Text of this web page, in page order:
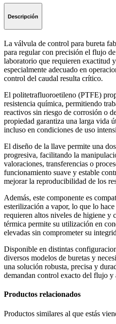
Descripción
La válvula de control para bureta
para regular con precisión el flujo
laboratorio que requieren exactitud
especialmente adecuado en
control del caudal resulta crítico.
El politetrafluoroetileno (PTFE)
resistencia química, permitiendo
reactivos sin riesgo de corrosión o
propiedad garantiza una larga vida
incluso en condiciones de uso
El diseño de la llave permite una
progresiva, facilitando la
valoraciones, transferencias o
funcionamiento suave y estable
mejorar la reproducibilidad de los
Además, este componente es
esterilización a vapor, lo que lo
requieren altos niveles de higiene y
térmica permite su utilización en
elevadas sin comprometer su
Disponible en distintas
diversos modelos de buretas y
una solución robusta, precisa y
demandan control exacto del flujo
Productos relacionados
Productos similares al que estás